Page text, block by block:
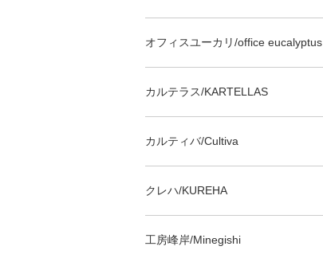
オフィスユーカリ/office eucalyptus
カルテラス/KARTELLAS
カルティバ/Cultiva
クレハ/KUREHA
工房峰岸/Minegishi